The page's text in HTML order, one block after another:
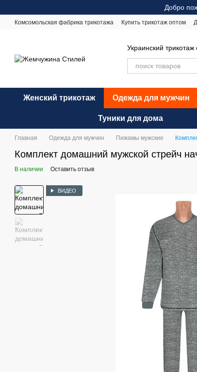
Добро
Комсомольская фабрика трикотажа Купить трикотаж оптом
Украинский трикотаж
Женский трикотаж Одежда для мужчин
Туники для дома
Главная Одежда для мужчин Пижамы мужские
Комплект домашний мужской стрейч
В наличии Оставить отзыв
ВИДЕО